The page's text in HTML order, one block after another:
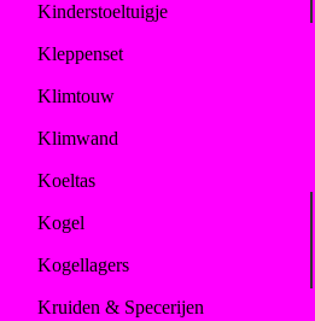
Kinderstoeltuigje
Kleppenset
Klimtouw
Klimwand
Koeltas
Kogel
Kogellagers
Kruiden & Specerijen